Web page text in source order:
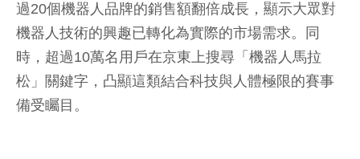
過20個機器人品牌的銷售額翻倍成長，顯示大眾對
機器人技術的興趣已轉化為實際的市場需求。同
時，超過10萬名用戶在京東上搜尋「機器人馬拉
松」關鍵字，凸顯這類結合科技與人體極限的賽事
備受矚目。